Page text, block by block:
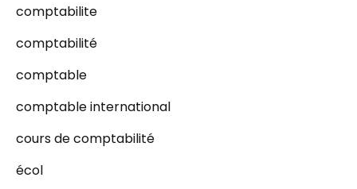
comptabilite
comptabilité
comptable
comptable international
cours de comptabilité
écol